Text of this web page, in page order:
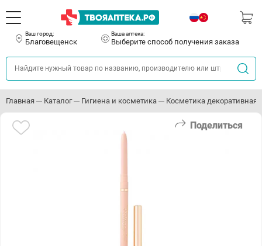
Ваш город:
Благовещенск
Ваша аптека:
Выберите способ получения заказа
Главная Каталог Гигиена и косметика Косметика декоративная
Поделиться